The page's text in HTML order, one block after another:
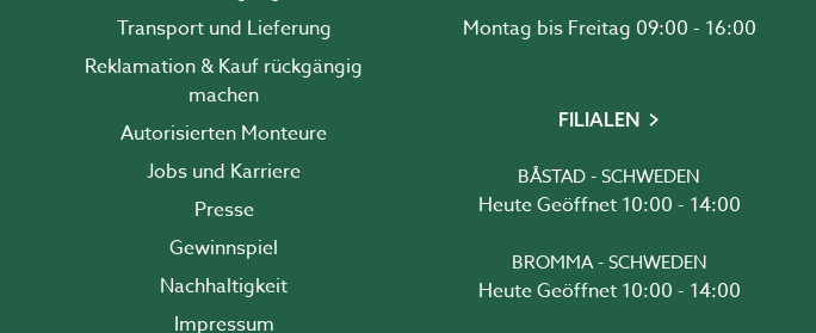
Transport und Lieferung
Reklamation & Kauf rückgängig
machen
Autorisierten Monteure
Jobs und Karriere
Presse
Gewinnspiel
Nachhaltigkeit
Impressum
Montag bis Freitag 09:00 - 16:00
FILIALEN
BÅSTAD - SCHWEDEN
Heute Geöffnet 10:00 - 14:00
BROMMA - SCHWEDEN
Heute Geöffnet 10:00 - 14:00